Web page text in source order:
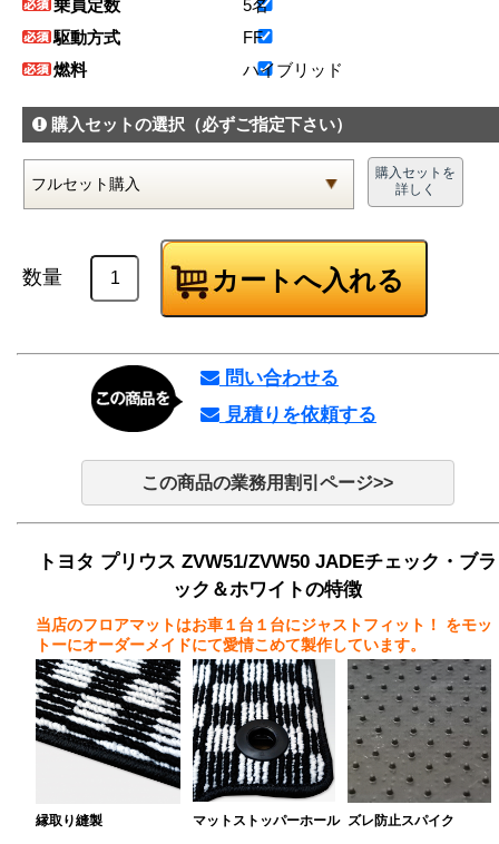
乗員定数
5名
駆動方式
FF
燃料
ハイブリッド
購入セットの選択 （必ずご指定下さい）
購入セットを
詳しく
数量
問い合わせる
見積りを依頼する
この商品の業務用割引ページ>>
トヨタ プリウス ZVW51/ZVW50 JADEチェック・ブラ
ック＆ホワイトの特徴
当店のフロアマットはお車１台１台にジャストフィット！
をモッ
トーにオーダーメイドにて愛情こめて製作しています。
縁取り縫製 マットストッパーホール ズレ防止スパイク